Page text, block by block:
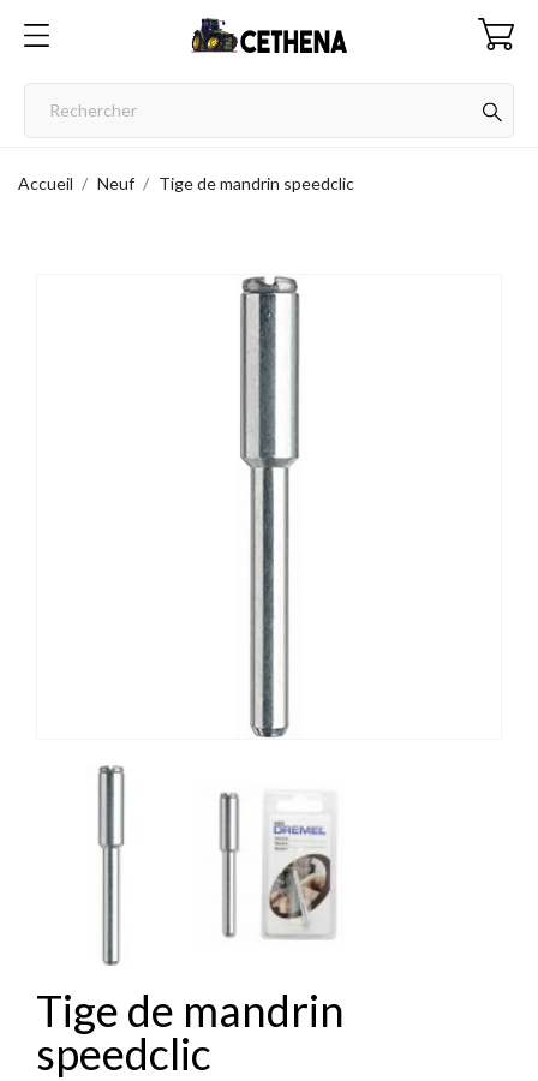
Accueil Neuf Tige de mandrin speedclic
Tige de mandrin
speedclic